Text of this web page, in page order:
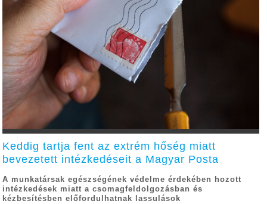
Keddig tartja fent az extrém hőség miatt
bevezetett intézkedéseit a Magyar Posta
A munkatársak egészségének védelme érdekében hozott
intézkedések miatt a csomagfeldolgozásban és
kézbesítésben előfordulhatnak lassulások